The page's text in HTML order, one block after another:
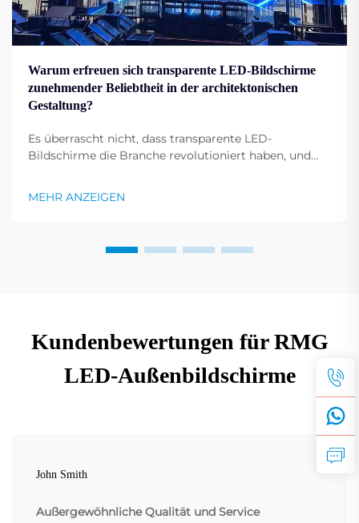
Warum erfreuen sich transparente LED-Bildschirme
zunehmender Beliebtheit in der architektonischen
Gestaltung?
Es überrascht nicht, dass transparente LED-
Bildschirme die Branche revolutioniert haben, und
die einzigartige Fähigkeit, Gebäude in dynamische
MEHR ANZEIGEN
Kundenbewertungen für RMG
LED-Außenbildschirme
John Smith
Außergewöhnliche Qualität und Service